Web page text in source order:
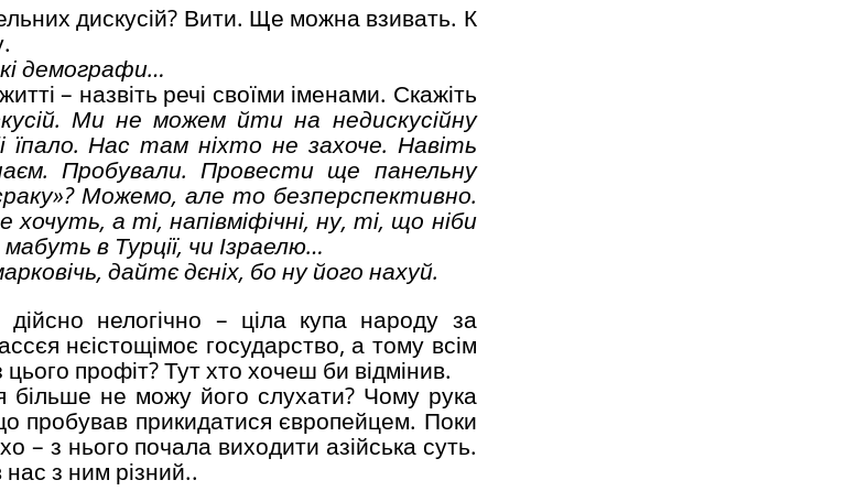
дискусій? Вити. Ще можна взивать. К
демографи…
– назвіть речі своїми іменами. Скажіть
Ми не можем йти на недискусійну
їпало. Нас там ніхто не захоче. Навіть
Пробували. Провести ще панельну
Можемо, але то безперспективно.
а ті, напівміфічні, ну, ті, що ніби
в Турції, чи Ізраелю…
дайтє дєніх, бо нуйого нахуй.
нелогічно – ціла купа народу за
нєістощімоє государство, а тому всім
профіт? Тут хто хочеш би відмінив.
більше не можу його слухати? Чому рука
пробував прикидатися європейцем. Поки
– з нього почала виходити азійська суть.
з ним різний..